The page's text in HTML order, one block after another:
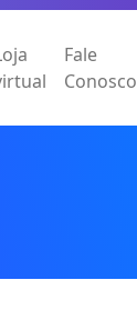
Fale
Conosco